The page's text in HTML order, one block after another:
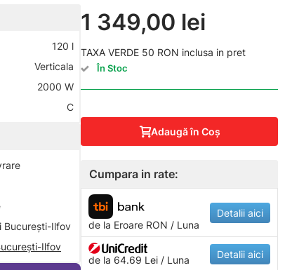
120 l
Verticala
2000 W
C
București-Ilfov
Ilfov
1 349,00 lei
TAXA VERDE 50 RON inclusa in pret
În Stoc
Adaugă în Coş
Cumpara in rate:
de la Eroare RON / Luna
Detalii aici
de la 64.69 Lei / Luna Detalii aici